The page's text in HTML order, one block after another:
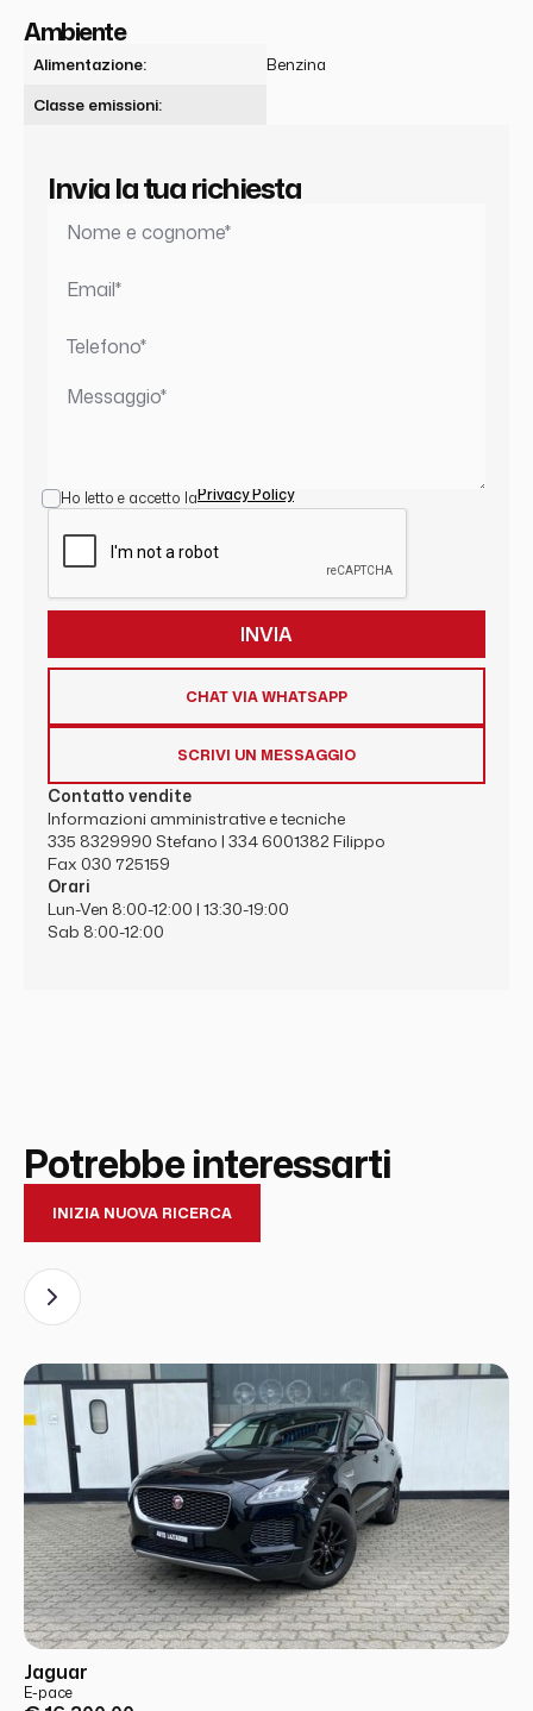
Ambiente
Alimentazione:
Benzina
Classe emissioni:
Invia la tua richiesta
Ho letto e accetto laPrivacy Policy
CHAT VIA WHATSAPP
SCRIVI UN MESSAGGIO
Contatto vendite
Informazioni amministrative e tecniche
335 8329990 Stefano | 334 6001382 Filippo
Fax 030 725159
Orari
Lun-Ven 8:00-12:00 | 13:30-19:00
Sab 8:00-12:00
Potrebbe interessarti
INIZIA NUOVA RICERCA
Jaguar
E-pace